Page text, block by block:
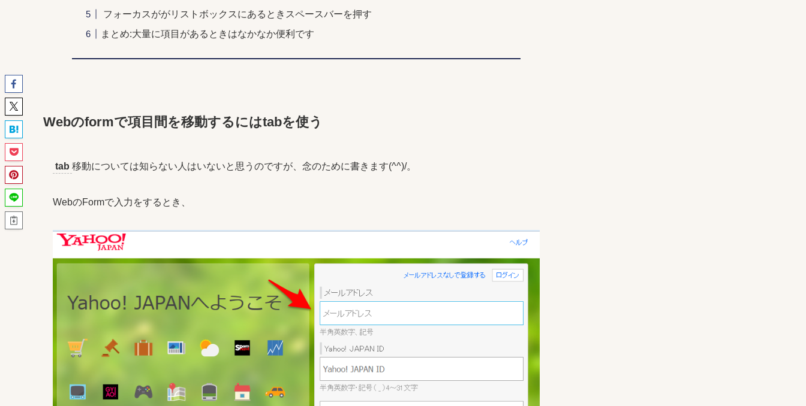
フォーカスががリストボックスにあるときスペースバーを押す
まとめ:大量に項目があるときはなかなか便利です
Webのformで項目間を移動するにはtabを使う
tab 移動については知らない人はいないと思うのですが、念のために書きます(^^)/。
WebのFormで入力をするとき、